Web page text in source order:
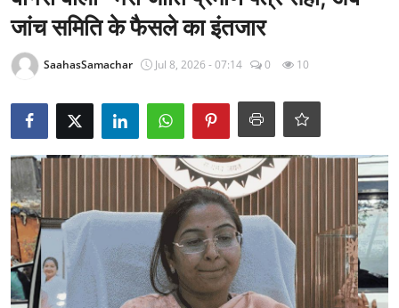
राजनीति
खेल
Epaper
धर्म
लाइफस्टाइल
टेक
जांच समिति के फैसले का इंतजार
SaahasSamachar Jul 8, 2026 - 07:14 0 10